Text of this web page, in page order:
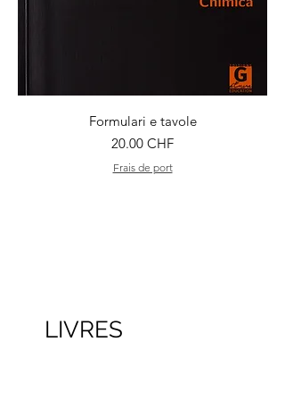
Formulari e tavole
Prix
20.00 CHF
Frais de port
LIVRES